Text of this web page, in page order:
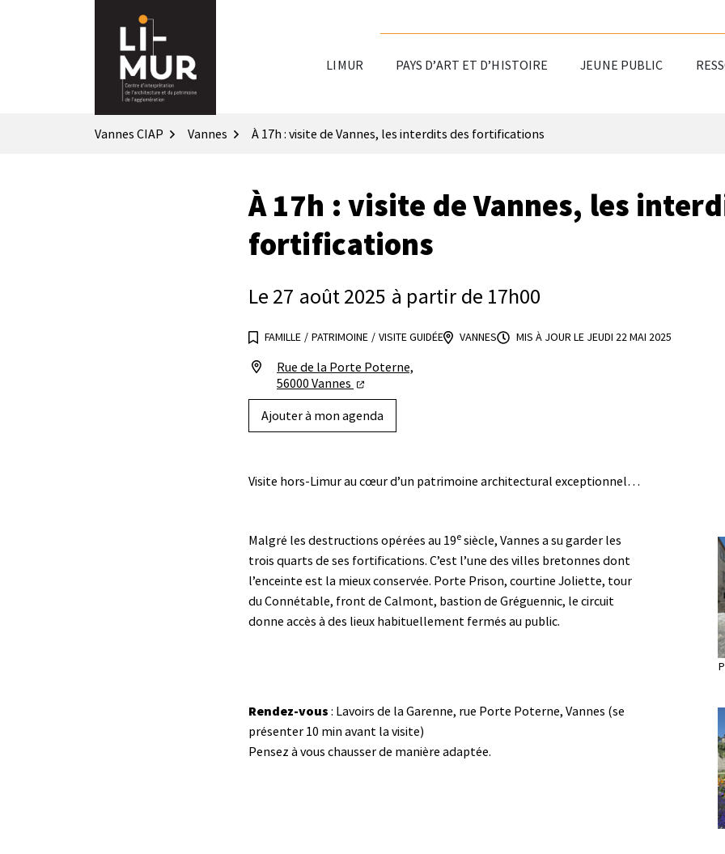
LIMUR PAYS D’ART ET D’HISTOIRE JEUNE PUBLIC
Vannes CIAP Vannes À 17h : visite de Vannes, les interdits des fortifications
À 17h : visite de Vannes, les
fortifications
Le 27 août2025 à partir de 17h00
FAMILLE / PATRIMOINE / VISITE GUIDÉE VANNES MIS À JOUR LE JEUDI 22 MAI 2025
INFOS UTILES
Rue de la Porte Poterne,
56000 Vannes
(ouverture dans un nouvel onglet)
Ajouter à mon agenda
Visite hors-Limur au cœur d’un patrimoine architectural exceptionnel…
Malgré les destructions opérées au 19e siècle, Vannes a su garder les
trois quarts de ses fortifications. C’est l’une des villes bretonnes dont
l’enceinte est la mieux conservée. Porte Prison, courtine Joliette, tour
du Connétable, front de Calmont, bastion de Gréguennic, le circuit
donne accès à des lieux habituellement fermés au public.
Rendez-vous : Lavoirs de la Garenne, rue Porte Poterne, Vannes (se
présenter 10 min avant la visite)
Pensez à vous chausser de manière adaptée.